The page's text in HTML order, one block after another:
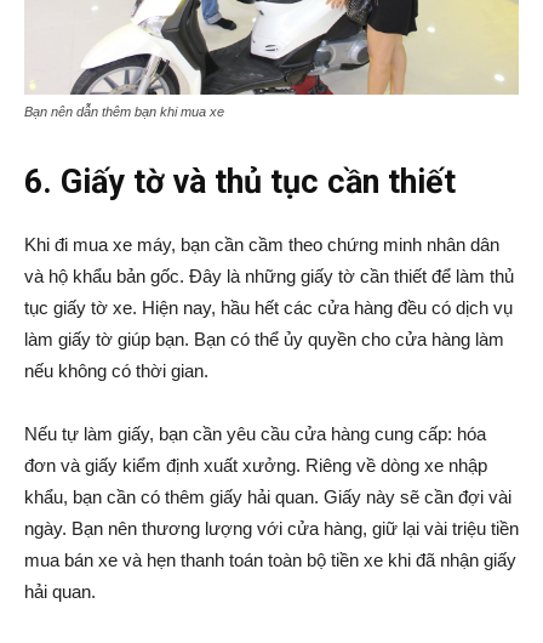
Bạn nên dẫn thêm bạn khi mua xe
6. Giấy tờ và thủ tục cần thiết
Khi đi mua xe máy, bạn cần cầm theo chứng minh nhân dân
và hộ khẩu bản gốc. Đây là những giấy tờ cần thiết để làm thủ
tục giấy tờ xe. Hiện nay, hầu hết các cửa hàng đều có dịch vụ
làm giấy tờ giúp bạn. Bạn có thể ủy quyền cho cửa hàng làm
nếu không có thời gian.
Nếu tự làm giấy, bạn cần yêu cầu cửa hàng cung cấp: hóa
đơn và giấy kiểm định xuất xưởng. Riêng về dòng xe nhập
khẩu, bạn cần có thêm giấy hải quan. Giấy này sẽ cần đợi vài
ngày. Bạn nên thương lượng với cửa hàng, giữ lại vài triệu tiền
mua bán xe và hẹn thanh toán toàn bộ tiền xe khi đã nhận giấy
hải quan.